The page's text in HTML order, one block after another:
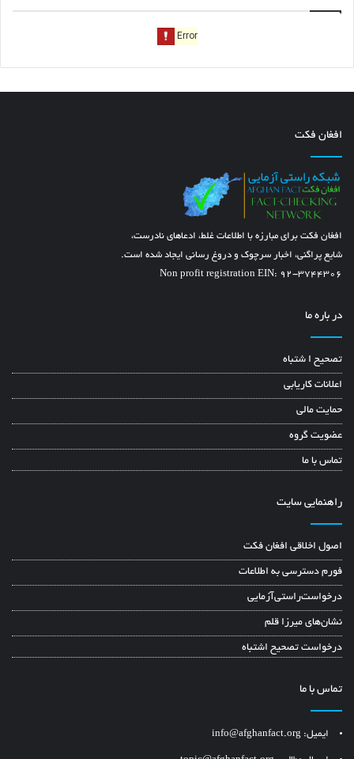
افغان فکت
افغان فکت برای مبارزه با اطلاعات غلط، ادعاهای نادرست،
شایع پراگنی، اخبار سرچوک و دروغ رسانی ایجاد شده است.
Non profit registration EIN: 92-3744306
در باره ما
تصحیح ا شتباه
اعلانات کاریابی
حمایت مالی
عضویت گروه
تماس با ما
راهنمایی سایت
اصول اخلاقی افغان فکت
فورم دسترسی به اطلاعات
درخواست‌راستی‌آزمایی
نشان‌های میرزا قلم
درخواست تصحیح اشتباه
تماس با ما
ایمیل: info@afghanfact.org